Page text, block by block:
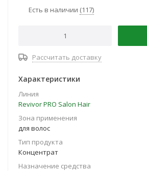
Есть в наличии (117)
Рассчитать доставку
Характеристики
Линия
Revivor PRO Salon Hair
Зона применения
для волос
Тип продукта
Концентрат
Назначение средства